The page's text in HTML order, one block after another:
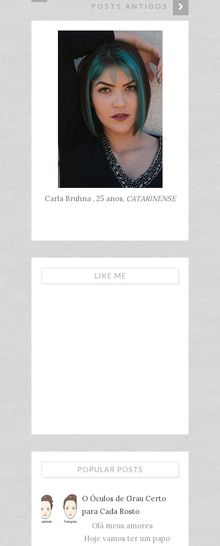
POSTS ANTIGOS
Carla Bruhna , 25 anos, CATARINENSE
LIKE ME
POPULAR POSTS
O Óculos de Grau Certo
para Cada Rosto
Olá meus amores
Hoje vamos ter um papo